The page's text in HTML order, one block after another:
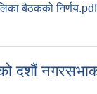
बैठकको निर्णय.pdf
दशौं